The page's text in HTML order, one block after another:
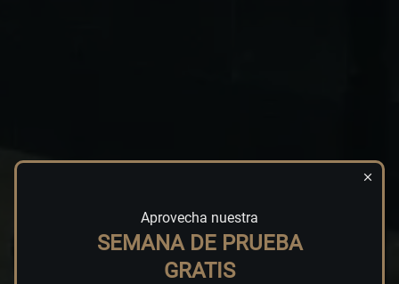
Aprovecha nuestra
SEMANA DE PRUEBA
GRATIS